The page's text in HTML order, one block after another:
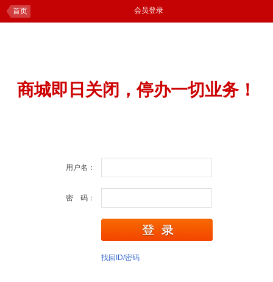
首页 会员登录
商城即日关闭，停办一切业务！
用户名：
密 码：
找回ID/密码